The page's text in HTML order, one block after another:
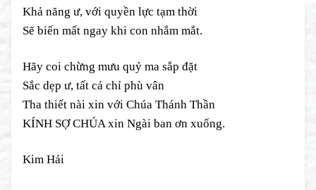
Khả năng ư, với quyền lực tạm thời
Sẽ biến mất ngay khi con nhắm mắt.
Hãy coi chừng mưu quỷ ma sắp đặt
Sắc dẹp ư, tất cả chỉ phù vân
Tha thiết nài xin với Chúa Thánh Thần
KÍNH SỢ CHÚA xin Ngài ban ơn xuống.
Kim Hải